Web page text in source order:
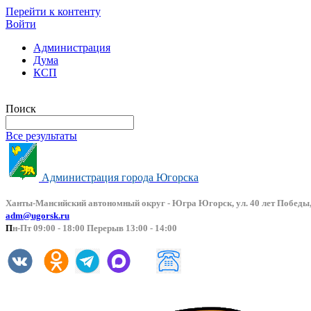
Перейти к контенту
Войти
Администрация
Дума
КСП
Поиск
Все результаты
Администрация города Югорска
Ханты-Мансийский автономный округ - Югра Югорск, ул. 40 лет
adm@ugorsk.ru
Пн-Пт 09:00 - 18:00 Перерыв 13:00 - 14:00